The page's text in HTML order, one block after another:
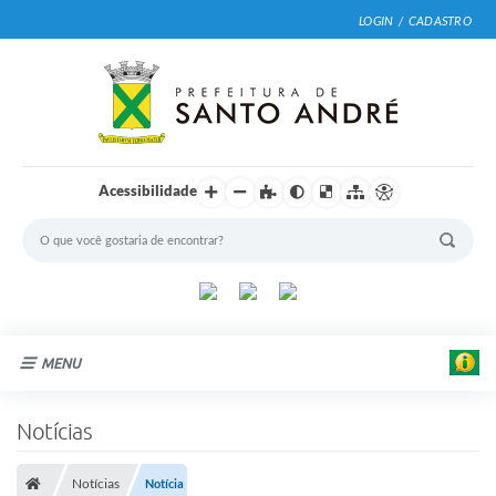
LOGIN / CADASTRO
Acessibilidade
MENU
Notícias
Notícias Notícia